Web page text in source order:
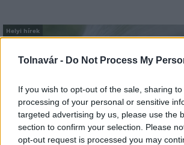
Tolnavár - Do Not Process My
If you wish to opt-out of the sale, sharing
processing of your personal or sensitive
targeted advertising by us, please use the
section to confirm your selection. Please
opt-out request is processed you may
Helyi hírek
A hőségben is védik a növényzetet